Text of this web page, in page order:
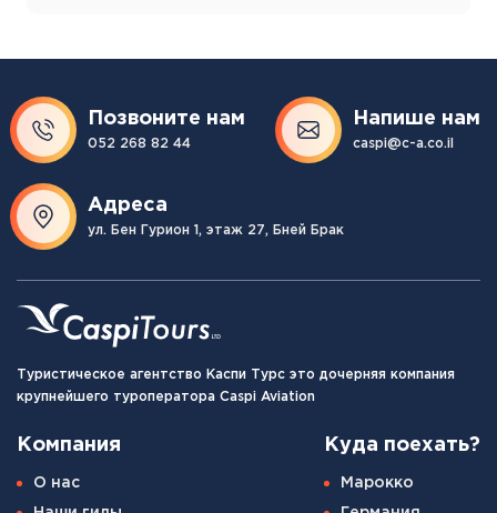
Позвоните нам
052 268 82 44
Напише нам
caspi@c-a.co.il
Адреса
ул. Бен Гурион 1, этаж 27, Бней Брак
Туристическое агентство Каспи Турс это дочерняя компания
крупнейшего туроператора Caspi Aviation
Компания
О нас
Куда поехать?
Марокко